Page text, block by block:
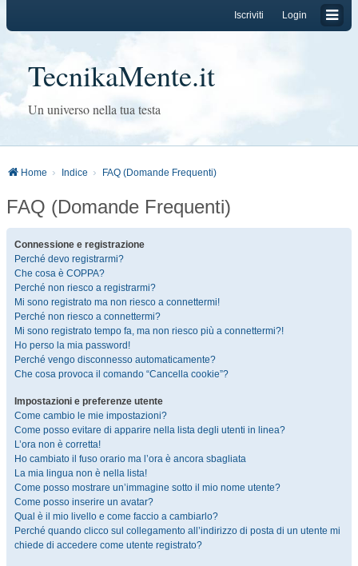
Login
Iscriviti
TecnikaMente.it
Un universo nella tua testa
Home Indice FAQ (Domande Frequenti)
FAQ (Domande Frequenti)
Connessione e registrazione
Perché devo registrarmi?
Che cosa è COPPA?
Perché non riesco a registrarmi?
Mi sono registrato ma non riesco a connettermi!
Perché non riesco a connettermi?
Mi sono registrato tempo fa, ma non riesco più a connettermi?!
Ho perso la mia password!
Perché vengo disconnesso automaticamente?
Che cosa provoca il comando “Cancella cookie”?
Impostazioni e preferenze utente
Come cambio le mie impostazioni?
Come posso evitare di apparire nella lista degli utenti in linea?
L’ora non è corretta!
Ho cambiato il fuso orario ma l’ora è ancora sbagliata
La mia lingua non è nella lista!
Come posso mostrare un’immagine sotto il mio nome utente?
Come posso inserire un avatar?
Qual è il mio livello e come faccio a cambiarlo?
Perché quando clicco sul collegamento all’indirizzo di posta di un utente mi
chiede di accedere come utente registrato?